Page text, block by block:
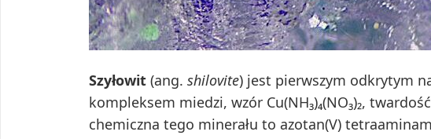
Szyłowit (ang. shilovite) jest pierwszym odkrytym
kompleksem miedzi, wzór Cu(NH₃)₄(NO₃)₂,
chemiczna tego minerału to azotan(V)